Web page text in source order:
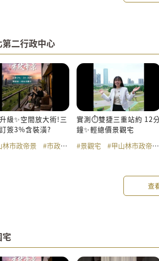
二行政中心
級✨空間放大術!三
簽3%含裝潢?
林市政帝景
#市政帝景 #捷運三重站 #雙捷三重站
實測⏱️雙捷三重站約 12
鐘✨輕總價景觀宅
#景觀宅
#甲山林市政帝景
查